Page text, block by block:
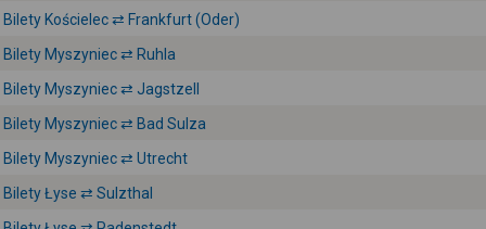
Bilety Kościelec ⇄ Frankfurt (Oder)
Bilety Myszyniec ⇄ Ruhla
Bilety Myszyniec ⇄ Jagstzell
Bilety Myszyniec ⇄ Bad Sulza
Bilety Myszyniec ⇄ Utrecht
Bilety Łyse ⇄ Sulzthal